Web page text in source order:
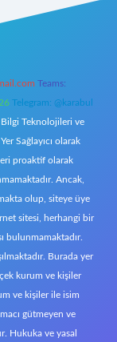
Teams:
Telegram: @karabul
Bilgi Teknolojileri ve
Sağlayıcı olarak
proaktif olarak
Ancak,
olup, siteye üye
sitesi, herhangi bir
bulunmamaktadır.
Burada yer
kurum ve kişiler
ve kişiler ile isim
gütmeyen ve
Hukuka ve yasal